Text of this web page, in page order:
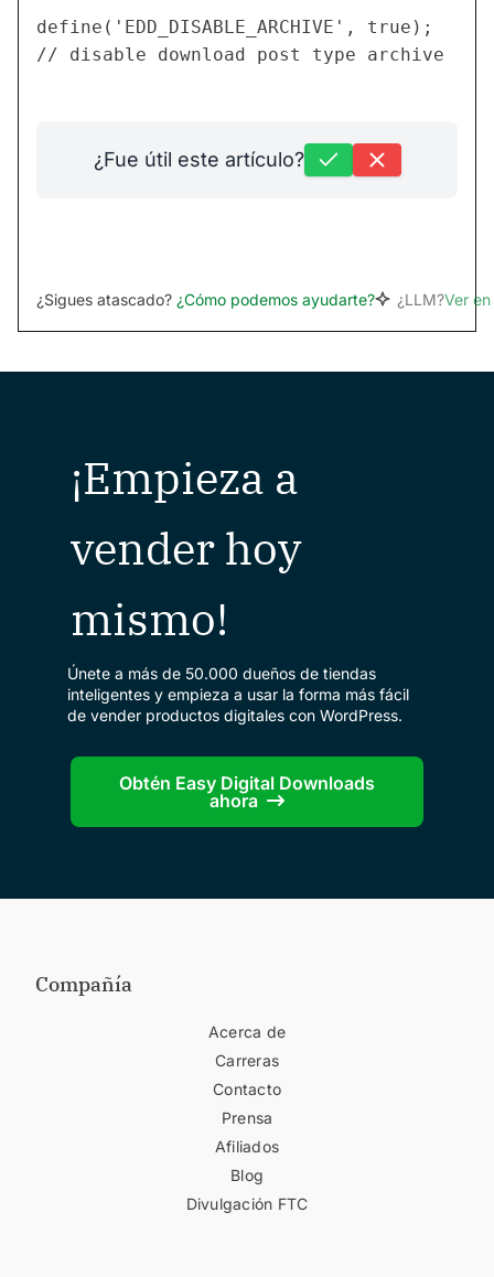
define('EDD_DISABLE_ARCHIVE', true);
¿Fue útil este artículo?
¿Sigues atascado? ¿Cómo podemos ayudarte? ¿LLM?Ver
¡Empieza a
vender hoy
mismo!
Únete a más de 50.000 dueños de tiendas
inteligentes y empieza a usar la forma más fácil
de vender productos digitales con WordPress.
Obtén Easy Digital Downloads
ahora
Compañía
Acerca de
Carreras
Contacto
Prensa
Afiliados
Blog
Divulgación FTC